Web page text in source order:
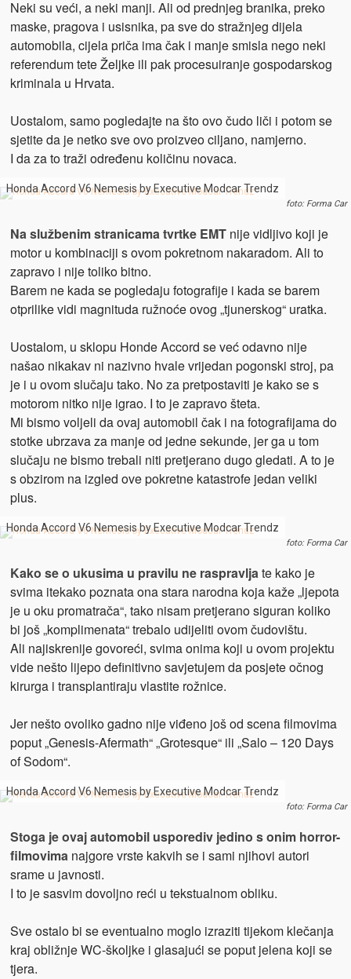
Neki su veći, a neki manji. Ali od prednjeg branika, preko
maske, pragova i usisnika, pa sve do stražnjeg dijela
automobila, cijela priča ima čak i manje smisla nego neki
referendum tete Željke ili pak procesuiranje gospodarskog
kriminala u Hrvata.
Uostalom, samo pogledajte na što ovo čudo liči i potom se
sjetite da je netko sve ovo proizveo ciljano, namjerno.
I da za to traži određenu količinu novaca.
Honda Accord V6 Nemesis by Executive Modcar Trendz
foto: Forma Car
Na službenim stranicama tvrtke EMTnije vidljivo koji je
motor u kombinaciji s ovom pokretnom nakaradom. Ali to
zapravo i nije toliko bitno.
Barem ne kada se pogledaju fotografije i kada se barem
otprilike vidi magnituda ružnoće ovog „tjunerskog“ uratka.
Uostalom, u sklopu Honde Accord se već odavno nije
našao nikakav ni nazivno hvale vrijedan pogonski stroj, pa
je i u ovom slučaju tako. No za pretpostaviti je kako se s
motorom nitko nije igrao. I to je zapravo šteta.
Mi bismo voljeli da ovaj automobil čak i na fotografijama do
stotke ubrzava za manje od jedne sekunde, jer ga u tom
slučaju ne bismo trebali niti pretjerano dugo gledati. A to je
s obzirom na izgled ove pokretne katastrofe jedan veliki
plus.
Honda Accord V6 Nemesis by Executive Modcar Trendz
foto: Forma Car
Kako se o ukusima u pravilu ne raspravljate kako je
svima itekako poznata ona stara narodna koja kaže „ljepota
je u oku promatrača“, tako nisam pretjerano siguran koliko
bi još „komplimenata“ trebalo udijeliti ovom čudovištu.
Ali najiskrenije govoreći, svima onima koji u ovom projektu
vide nešto lijepo definitivno savjetujem da posjete očnog
kirurga i transplantiraju vlastite rožnice.
Jer nešto ovoliko gadno nije viđeno još od scena filmovima
poput „Genesis-Afermath“ „Grotesque“ ili „Salo – 120 Days
of Sodom“.
Honda Accord V6 Nemesis by Executive Modcar Trendz
foto: Forma Car
Stoga je ovaj automobil usporediv jedino s onim horror-
filmovimanajgore vrste kakvih se i sami njihovi autori
srame u javnosti.
I to je sasvim dovoljno reći u tekstualnom obliku.
Sve ostalo bi se eventualno moglo izraziti tijekom klečanja
kraj obližnje WC-školjke i glasajući se poput jelena koji se
tjera.